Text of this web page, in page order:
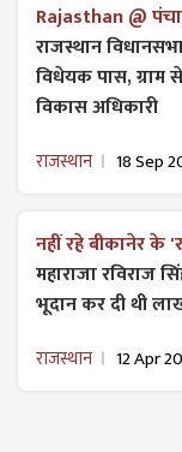
Rajasthan @
राजस्थान
विधेयक पास, ग्राम
विकास अधिकारी
राजस्थान 18 Sep
नहीं रहे बीकानेर के
महाराजा रविराज
भूदान कर दी थी
राजस्थान 12 Apr